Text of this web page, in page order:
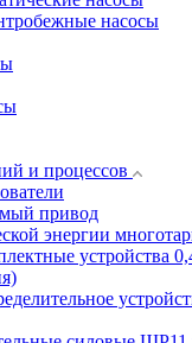
насосы
и процессов
привод
энергии
устройства